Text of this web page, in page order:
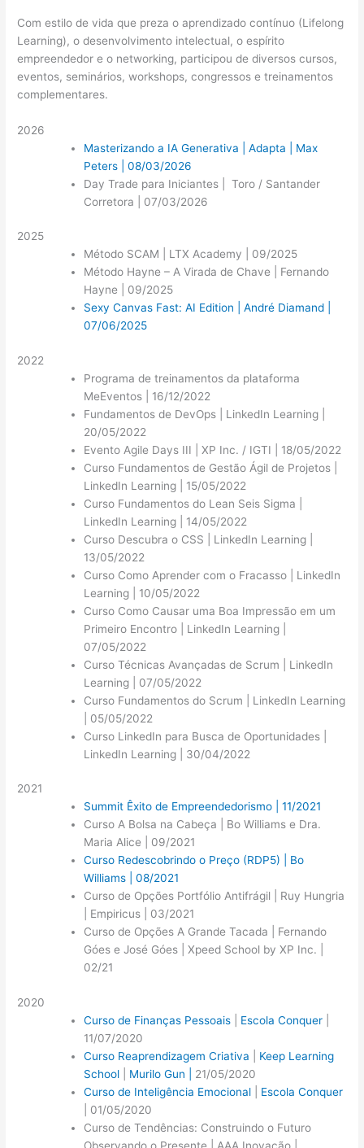
Com estilo de vida que preza o aprendizado contínuo (Lifelong
Learning), o desenvolvimento intelectual, o espírito
empreendedor e o networking, participou de diversos cursos,
eventos, seminários, workshops, congressos e treinamentos
complementares.
2026
Masterizando a IA Generativa | Adapta | Max
Peters | 08/03/2026
Day Trade para Iniciantes | Toro / Santander
Corretora | 07/03/2026
2025
Método SCAM | LTX Academy | 09/2025
Método Hayne – A Virada de Chave | Fernando
Hayne | 09/2025
Sexy Canvas Fast: AI Edition | André Diamand |
07/06/2025
2022
Programa de treinamentos da plataforma
MeEventos | 16/12/2022
Fundamentos de DevOps | LinkedIn Learning |
20/05/2022
Evento Agile Days III | XP Inc. / IGTI | 18/05/2022
Curso Fundamentos de Gestão Ágil de Projetos |
LinkedIn Learning | 15/05/2022
Curso Fundamentos do Lean Seis Sigma |
LinkedIn Learning | 14/05/2022
Curso Descubra o CSS | LinkedIn Learning |
13/05/2022
Curso Como Aprender com o Fracasso | LinkedIn
Learning | 10/05/2022
Curso Como Causar uma Boa Impressão em um
Primeiro Encontro | LinkedIn Learning |
07/05/2022
Curso Técnicas Avançadas de Scrum | LinkedIn
Learning | 07/05/2022
Curso Fundamentos do Scrum | LinkedIn Learning
| 05/05/2022
Curso LinkedIn para Busca de Oportunidades |
LinkedIn Learning | 30/04/2022
2021
Summit Êxito de Empreendedorismo | 11/2021
Curso A Bolsa na Cabeça | Bo Williams e Dra.
Maria Alice | 09/2021
Curso Redescobrindo o Preço (RDP5) | Bo
Williams | 08/2021
Curso de Opções Portfólio Antifrágil | Ruy Hungria
| Empiricus | 03/2021
Curso de Opções A Grande Tacada | Fernando
Góes e José Góes | Xpeed School by XP Inc. |
02/21
2020
Curso de Finanças Pessoais
Escola Conquer
11/07/2020
Curso Reaprendizagem Criativa
Keep Learning
School
Murilo Gun | 21/05/2020
Curso de Inteligência Emocional
Escola Conquer
| 01/05/2020
Curso de Tendências: Construindo o Futuro
Observando o Presente | AAA Inovação |